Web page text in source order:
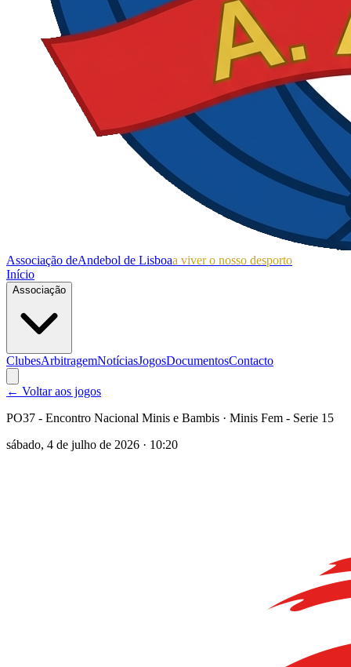
Associação deAndebol de Lisboaa viver o nosso desporto
Início
Associação
ClubesArbitragemNotíciasJogosDocumentosContacto
← Voltar aos jogos
PO37 - Encontro Nacional Minis e Bambis · Minis Fem - Serie 15
sábado, 4 de julho de 2026 · 10:20